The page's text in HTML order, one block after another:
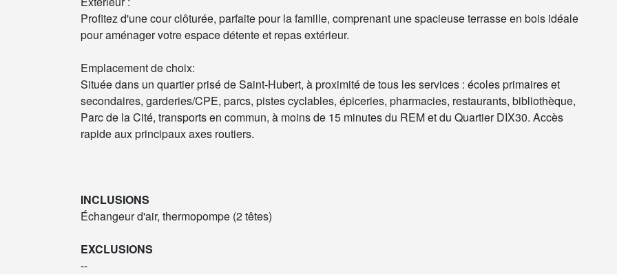
Profitez d'une cour clôturée, parfaite pour la famille, comprenant une spacieuse terrasse en bois idéale
pour aménager votre espace détente et repas extérieur.
Emplacement de choix:
Située dans un quartier prisé de Saint-Hubert, à proximité de tous les services : écoles primaires et
secondaires, garderies/CPE, parcs, pistes cyclables, épiceries, pharmacies, restaurants, bibliothèque,
Parc de la Cité, transports en commun, à moins de 15 minutes du REM et du Quartier DIX30. Accès
rapide aux principaux axes routiers.
INCLUSIONS
Échangeur d'air, thermopompe (2 têtes)
EXCLUSIONS
--